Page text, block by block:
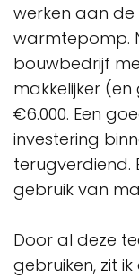
werken aan
warmtepomp.
bouwbedrijf
makkelijker
€6.000. Een
investering
terugverdiend.
gebruik van
Door al deze
gebruiken, zit